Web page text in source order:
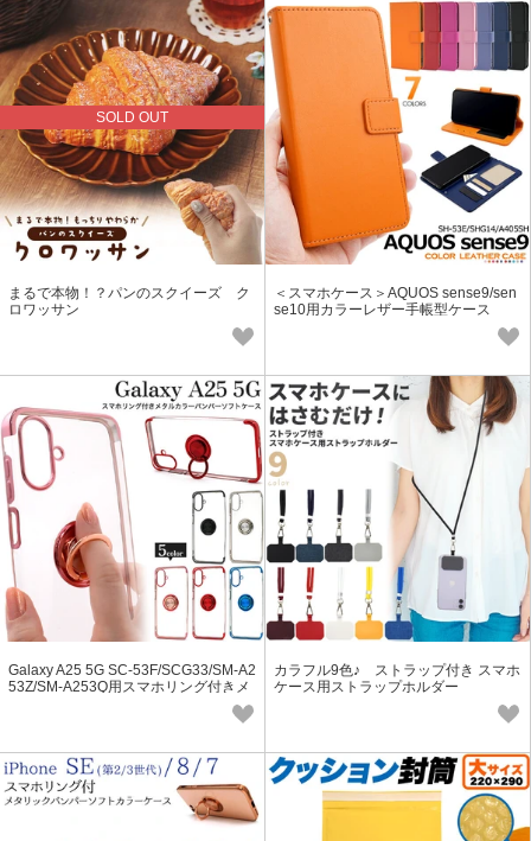
SOLD OUT
まるで本物！？パンのスクイーズ ク
ロワッサン
＜スマホケース＞AQUOS sense9/sen
se10用カラーレザー手帳型ケース
Galaxy A25 5G SC-53F/SCG33/SM-A2
53Z/SM-A253Q用スマホリング付きメ
タルカラーバンパーソフトクリアケー
カラフル9色♪ ストラップ付き スマホ
ケース用ストラップホルダー